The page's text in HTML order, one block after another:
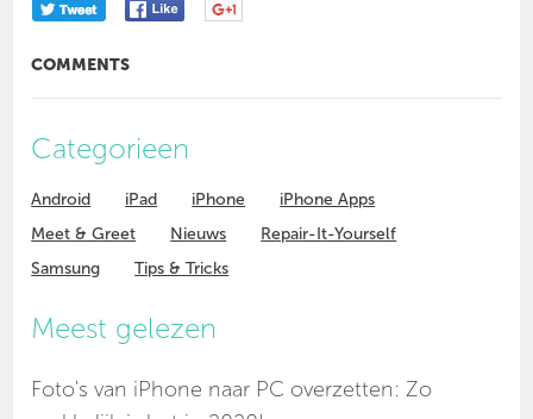
COMMENTS
Categorieen
Android iPad iPhone
iPhone Apps
Meet & Greet
Nieuws
Repair-It-Yourself
Samsung
Tips & Tricks
Meest gelezen
Foto's van iPhone naar PC overzetten: Zo